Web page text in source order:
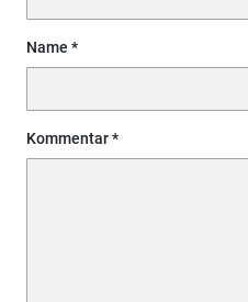
Name
Kommentar